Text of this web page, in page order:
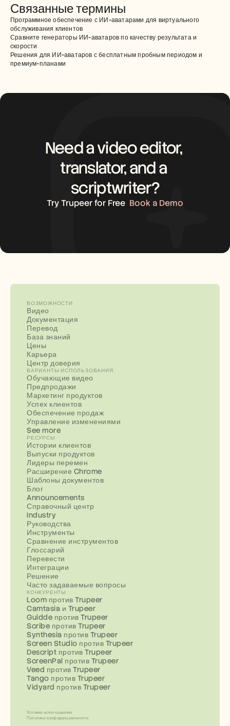
Связанные термины
Программное обеспечение с ИИ-аватарами для виртуального
обслуживания клиентов
Сравните генераторы ИИ-аватаров по качеству результата и
скорости
Решения для ИИ-аватаров с бесплатным пробным периодом и
премиум-планами
Need a video editor,
translator, and a
scriptwriter?
Try Trupeer for Free Book a Demo
ВОЗМОЖНОСТИ
Видео
Документация
Перевод
База знаний
Цены
Карьера
Центр доверия
ВАРИАНТЫ ИСПОЛЬЗОВАНИЯ
Обучающие видео
Предпродажи
Маркетинг продуктов
Успех клиентов
Обеспечение продаж
Управление изменениями
See more
РЕСУРСЫ
Истории клиентов
Выпуски продуктов
Лидеры перемен
Расширение Chrome
Шаблоны документов
Блог
Announcements
Справочный центр
Industry
Руководства
Инструменты
Сравнение инструментов
Глоссарий
Перевести
Интеграции
Решение
Часто задаваемые вопросы
КОНКУРЕНТЫ
Loom против Trupeer
Camtasia и Trupeer
Guidde против Trupeer
Scribe против Trupeer
Synthesia против Trupeer
Screen Studio против Trupeer
Descript против Trupeer
ScreenPal против Trupeer
Veed против Trupeer
Tango против Trupeer
Vidyard против Trupeer
Условия использования
Политика конфиденциальности